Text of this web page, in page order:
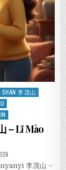
SHAN 李茂山
– Lǐ Mào
李茂山 –